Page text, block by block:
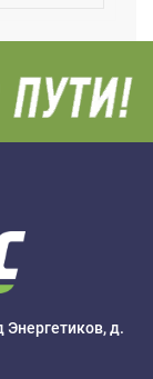
Энергетиков, д.